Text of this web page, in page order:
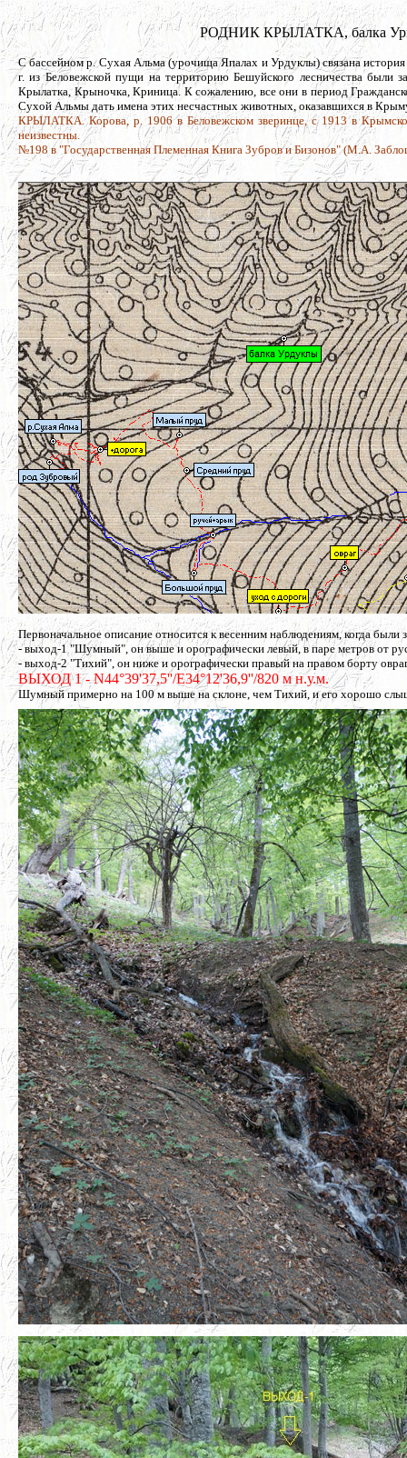
РОДНИК КРЫЛАТКА, балка
С бассейном р. Сухая Альма (урочища Япалах и Урдуклы) связана
г. из Беловежской пущи на территорию Бешуйского лесничества
Крылатка, Крыночка, Криница. К сожалению, все они в период
Сухой Альмы дать имена этих несчастных животных, оказавшихся в
КРЫЛАТКА. Корова, р. 1906 в Беловежском зверинце, с 1913 в
неизвестны.
№198 в "Государственная Племенная Книга Зубров и Бизонов" (М.А.
Первоначальное описание относится к весенним наблюдениям, когда
- выход-1 "Шумный", он выше и орографически левый, в паре метров от
- выход-2 "Тихий", он ниже и орографически правый на правом борту
ВЫХОД 1 - N44°39'37,5''/E34°12'36,9''/820 м н.у.м.
Шумный примерно на 100 м выше на склоне, чем Тихий, и его хорошо